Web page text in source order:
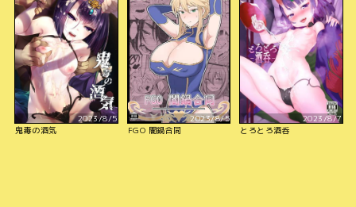
2023/8/5
鬼毒の酒気
2023/8/5
FGO 闇鍋合同
2023/8/7
とろとろ酒呑